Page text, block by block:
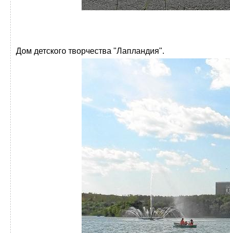
Дом детского творчества "Лапландия".